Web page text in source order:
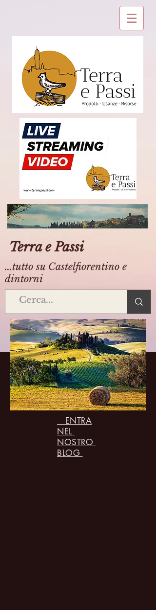
Terra e Passi
...tutto su Castelfiorentino e
dintorni
ENTRA
NEL
NOSTRO
BLOG